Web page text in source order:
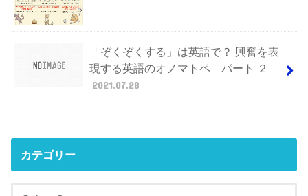
「ぞくぞくする」は英語で？ 興奮を表
現する英語のオノマトペ パート ２
2021.07.28
カテゴリー